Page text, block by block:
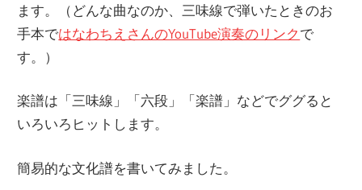
ます。（どんな曲なのか、三味線で弾いたときのお
手本ではなわちえさんのYouTube演奏のリンクで
す。）
楽譜は「三味線」「六段」「楽譜」などでググると
いろいろヒットします。
簡易的な文化譜を書いてみました。